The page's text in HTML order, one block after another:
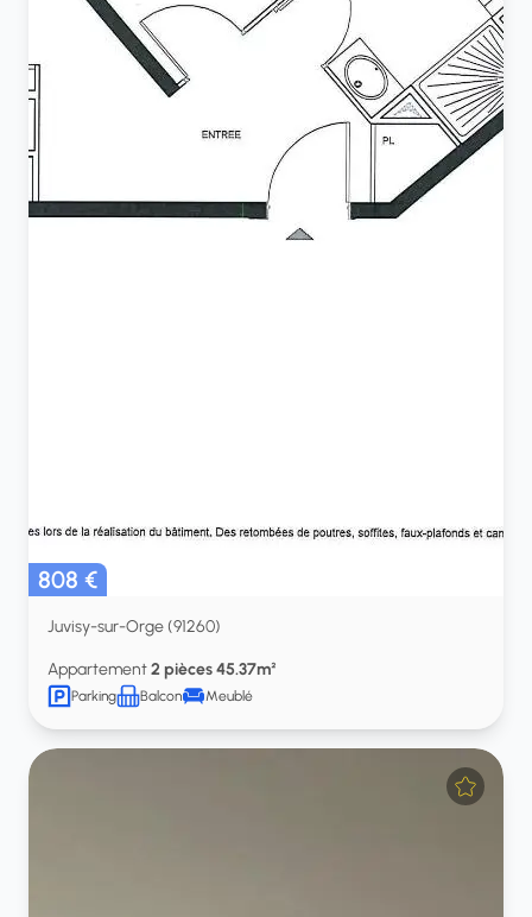
808 €
Juvisy-sur-Orge (91260)
Appartement2 pièces 45.37m²
Parking Balcon Meublé